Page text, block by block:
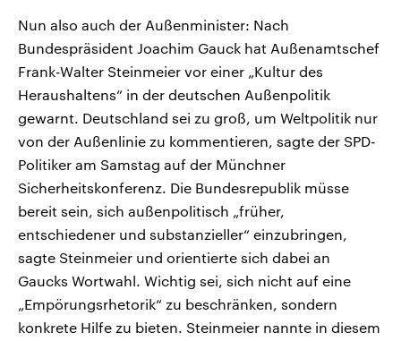
Nun also auch der Außenminister: Nach
Bundespräsident Joachim Gauck hat Außenamtschef
Frank-Walter Steinmeier vor einer „Kultur des
Heraushaltens“ in der deutschen Außenpolitik
gewarnt. Deutschland sei zu groß, um Weltpolitik nur
von der Außenlinie zu kommentieren, sagte der SPD-
Politiker am Samstag auf der Münchner
Sicherheitskonferenz. Die Bundesrepublik müsse
bereit sein, sich außenpolitisch „früher,
entschiedener und substanzieller“ einzubringen,
sagte Steinmeier und orientierte sich dabei an
Gaucks Wortwahl. Wichtig sei, sich nicht auf eine
„Empörungsrhetorik“ zu beschränken, sondern
konkrete Hilfe zu bieten. Steinmeier nannte in diesem